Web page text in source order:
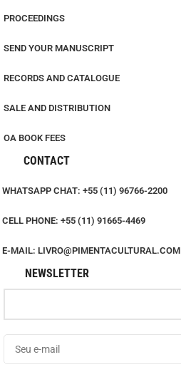
PROCEEDINGS
SEND YOUR MANUSCRIPT
RECORDS AND CATALOGUE
SALE AND DISTRIBUTION
OA BOOK FEES
CONTACT
WHATSAPP CHAT: +55 (11) 96766-2200
CELL PHONE: +55 (11) 91665-4469
E-MAIL: LIVRO@PIMENTACULTURAL.COM
NEWSLETTER